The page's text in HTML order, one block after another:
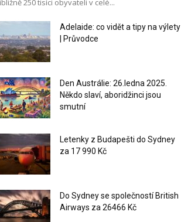
250 tisíci obyvateli v celé...
Adelaide: co vidět a tipy na výlety
| Průvodce
Den Austrálie: 26.ledna 2025.
Někdo slaví, aboridžinci jsou
smutní
Letenky z Budapešti do Sydney
za 17 990 Kč
Do Sydney se společností British
Airways za 26466 Kč